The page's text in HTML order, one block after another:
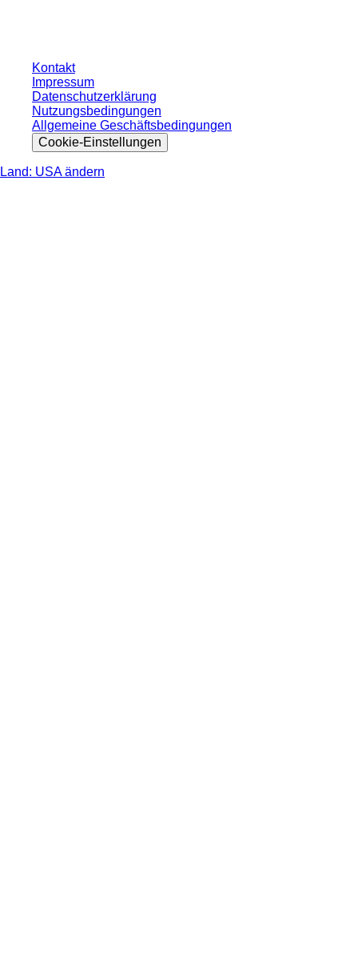
Kontakt
Impressum
Datenschutzerklärung
Nutzungsbedingungen
Allgemeine Geschäftsbedingungen
Cookie-Einstellungen
Land: USA ändern